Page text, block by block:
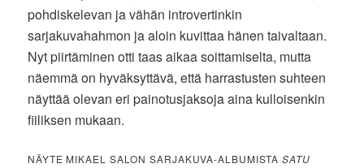
pohdiskelevan ja vähän introvertinkin
sarjakuvahahmon ja aloin kuvittaa hänen taivaltaan.
Nyt piirtäminen otti taas aikaa soittamiselta, mutta
näemmä on hyväksyttävä, että harrastusten suhteen
näyttää olevan eri painotusjaksoja aina kulloisenkin
fiiliksen mukaan.
NÄYTE MIKAEL SALON SARJAKUVA-ALBUMISTASATU